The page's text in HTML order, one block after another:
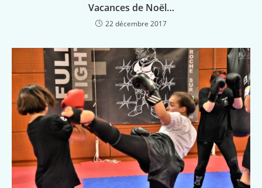
Vacances de Noël…
22 décembre 2017